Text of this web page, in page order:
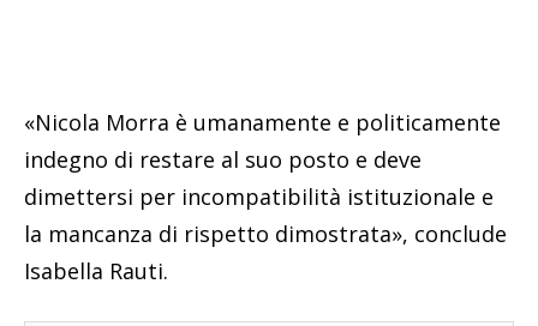
«Nicola Morra è umanamente e politicamente
indegno di restare al suo posto e deve
dimettersi per incompatibilità istituzionale e
la mancanza di rispetto dimostrata», conclude
Isabella Rauti.